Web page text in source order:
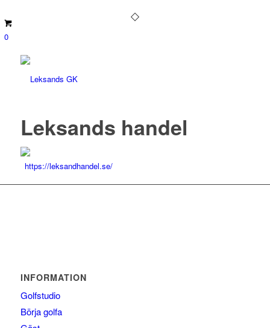
0
Leksands handel
https://leksandhandel.se/
INFORMATION
Golfstudio
Börja golfa